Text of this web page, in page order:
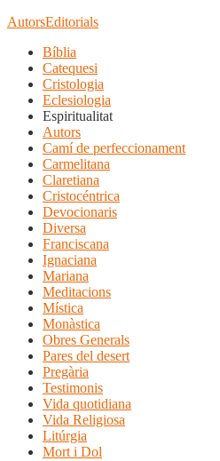
AutorsEditorials
Bíblia
Catequesi
Cristologia
Eclesiologia
Espiritualitat
Autors
Camí de perfeccionament
Carmelitana
Claretiana
Cristocéntrica
Devocionaris
Diversa
Franciscana
Ignaciana
Mariana
Meditacions
Mística
Monàstica
Obres Generals
Pares del desert
Pregària
Testimonis
Vida quotidiana
Vida Religiosa
Litúrgia
Mort i Dol